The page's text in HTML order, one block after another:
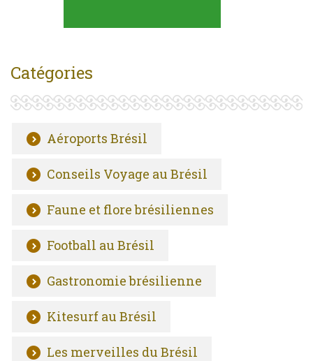
Catégories
Aéroports Brésil
Conseils Voyage au Brésil
Faune et flore brésiliennes
Football au Brésil
Gastronomie brésilienne
Kitesurf au Brésil
Les merveilles du Brésil